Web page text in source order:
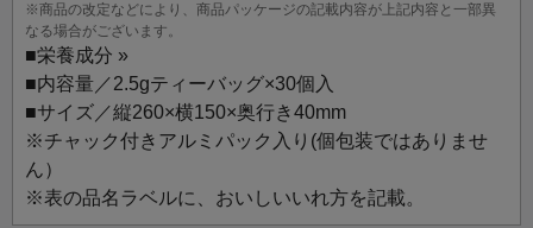
※商品の改定などにより、商品パッケージの記載内容が上記内容と一部異
なる場合がございます。
■栄養成分 »
■内容量／2.5gティーバッグ×30個入
■サイズ／縦260×横150×奥行き40mm
※チャック付きアルミパック入り(個包装ではありませ
ん）
※表の品名ラベルに、おいしいいれ方を記載。